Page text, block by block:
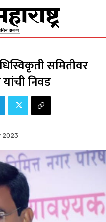
समितीवर
निवड
2023